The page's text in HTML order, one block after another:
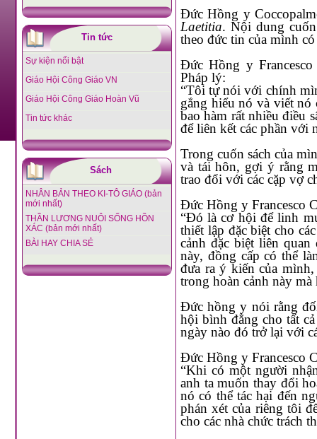
Tin tức
Sự kiện nổi bật
Giáo Hội Công Giáo VN
Giáo Hội Công Giáo Hoàn Vũ
Tin tức khác
Sách
NHÂN BẢN THEO KI-TÔ GIÁO (bản
mới nhất)
THẦN LƯƠNG NUÔI SỐNG HỒN
XÁC (bản mới nhất)
BÀI HAY CHIA SẺ
Đức Hồng y
Laetitia. Nội dung
theo đức tin của mình
Đức Hồng y
Pháp lý:
“Tôi tự nói với chính mình, cũng như nói với những người khác, hãy đọc văn bản và cố
gắng hiểu nó và viết nó càng
bao hàm rất nhiều điều sâu sắc khó hiểu.
Trong cuốn sách của mình, ngài đã đưa ra cách tính đến những người Công giáo đã ly dị
và tái hôn, gợi ý rằng mỗi
Đức Hồng y Francesco
“Đó là cơ hội để linh mục có thể yêu cầu Giáo phận kết hợp với một văn phòng được
thiết lập đặc biệt cho các trường
cảnh đặc biệt liên quan đến đám cưới,
này, đồng cấp có thể làm được điều này: linh mục
đưa ra ý kiến ​​của mình, và sau đó linh mục nói với các tín hữu những gì họ phải làm
trong hoàn cảnh này
Đức hồng y nói rằng đối thoại trong nội bộ Giáo Hội là hữu ích và cần thiết để tạo cơ
hội bình đẳng cho tất cả những tội
ngày nào đó trở lại với
Đức Hồng y Francesco
“Khi có một người nhận ra rằng mình đang trong tình huống không bình thường, và
anh ta muốn thay đổi hoàn
nó có thể tác hại đến người khác.
phán xét của riêng tôi để đi đến với các bí tích.’